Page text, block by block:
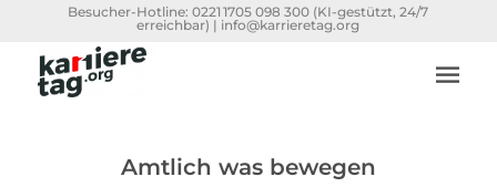
Besucher-Hotline:0221 1705 098 300 (KI-gestützt, 24/7
erreichbar) | info@karrieretag.org
Amtlich was bewegen